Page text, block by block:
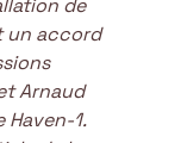
de
un accord
Arnaud
1.